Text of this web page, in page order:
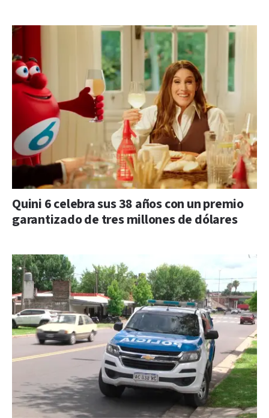
Quini 6 celebra sus 38 años con un premio
garantizado de tres millones de dólares